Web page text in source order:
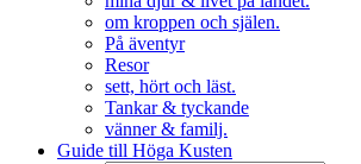
om kroppen och själen.
På äventyr
Resor
sett, hört och läst.
Tankar & tyckande
vänner & familj.
Guide till Höga Kusten